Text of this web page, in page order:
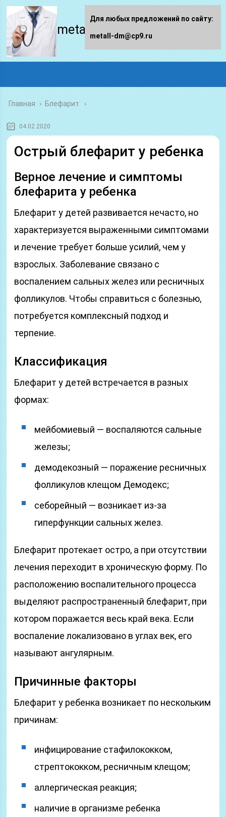
metall-dm.ru
Главная › Блефарит
04.02.2020
Острый блефарит у ребенка
Верное лечение и симптомы
блефарита у ребенка
Блефарит у детей развивается нечасто, но
характеризуется выраженными симптомами
и лечение требует больше усилий, чем у
взрослых. Заболевание связано с
воспалением сальных желез или ресничных
фолликулов. Чтобы справиться с болезнью,
потребуется комплексный подход и
терпение.
Классификация
Блефарит у детей встречается в разных
формах:
мейбомиевый — воспаляются сальные
железы;
демодекозный — поражение ресничных
фолликулов клещом Демодекс;
себорейный — возникает из-за
гиперфункции сальных желез.
Блефарит протекает остро, а при отсутствии
лечения переходит в хроническую форму. По
расположению воспалительного процесса
выделяют распространенный блефарит, при
котором поражается весь край века. Если
воспаление локализовано в углах век, его
называют ангулярным.
Причинные факторы
Блефарит у ребенка возникает по нескольким
причинам:
инфицирование стафилококком,
стрептококком, ресничным клещом;
аллергическая реакция;
наличие в организме ребенка
Для любых предложений по сайту:
metall-dm@cp9.ru